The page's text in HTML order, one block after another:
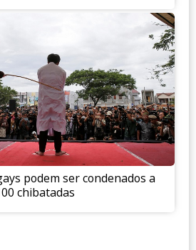
podem ser condenados a
chibatadas